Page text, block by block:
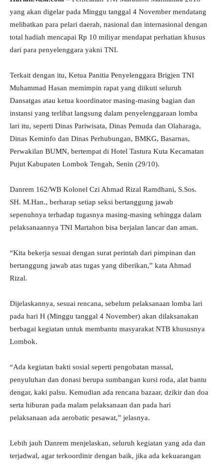
yang akan digelar pada Minggu tanggal 4 November mendatang
melibatkan para pelari daerah, nasional dan internasional dengan
total hadiah mencapai Rp 10 miliyar mendapat perhatian khusus
dari para penyelenggara yakni TNI.
Terkait dengan itu, Ketua Panitia Penyelenggara Brigjen TNI
Muhammad Hasan memimpin rapat yang diikuti seluruh
Dansatgas atau ketua koordinator masing-masing bagian dan
instansi yang terlibat langsung dalam penyelenggaraan lomba
lari itu, seperti Dinas Pariwisata, Dinas Pemuda dan Olaharaga,
Dinas Keminfo dan Dinas Perhubungan, BMKG, Basarnas,
Perwakilan BUMN, bertempat di Hotel Tastura Kuta Kecamatan
Pujut Kabupaten Lombok Tengah, Senin (29/10).
Danrem 162/WB Kolonel Czi Ahmad Rizal Ramdhani, S.Sos.
SH. M.Han., berharap setiap seksi bertanggung jawab
sepenuhnya terhadap tugasnya masing-masing sehingga dalam
pelaksanaannya TNI Martahon bisa berjalan lancar dan aman.
“Kita bekerja sesuai dengan surat perintah dari pimpinan dan
bertanggung jawab atas tugas yang diberikan,” kata Ahmad
Rizal.
Dijelaskannya, sesuai rencana, sebelum pelaksanaan lomba lari
pada hari H (Minggu tanggal 4 November) akan dilaksanakan
berbagai kegiatan untuk membantu masyarakat NTB khususnya
Lombok.
“Ada kegiatan bakti sosial seperti pengobatan massal,
penyuluhan dan donasi berupa sumbangan kursi roda, alat bantu
dengar, kaki palsu. Kemudian ada rencana bazaar, dzikir dan doa
serta hiburan pada malam pelaksanaan dan pada hari
pelaksanaan ada aerobatic pesawat,” jelasnya.
Lebih jauh Danrem menjelaskan, seluruh kegiatan yang ada dan
terjadwal, agar terkoordinir dengan baik, jika ada kekuarangan